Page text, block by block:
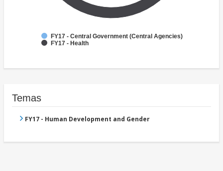
FY17 - Central Government (Central Agencies)
FY17 - Health
Temas
FY17 - Human Development and Gender